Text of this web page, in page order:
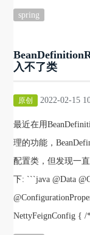
spring
入不了类
原创 2022-02-15
最近在用
理的功能，
配置类，但发现一
下: ```java @Data
NettyFeignConfig {